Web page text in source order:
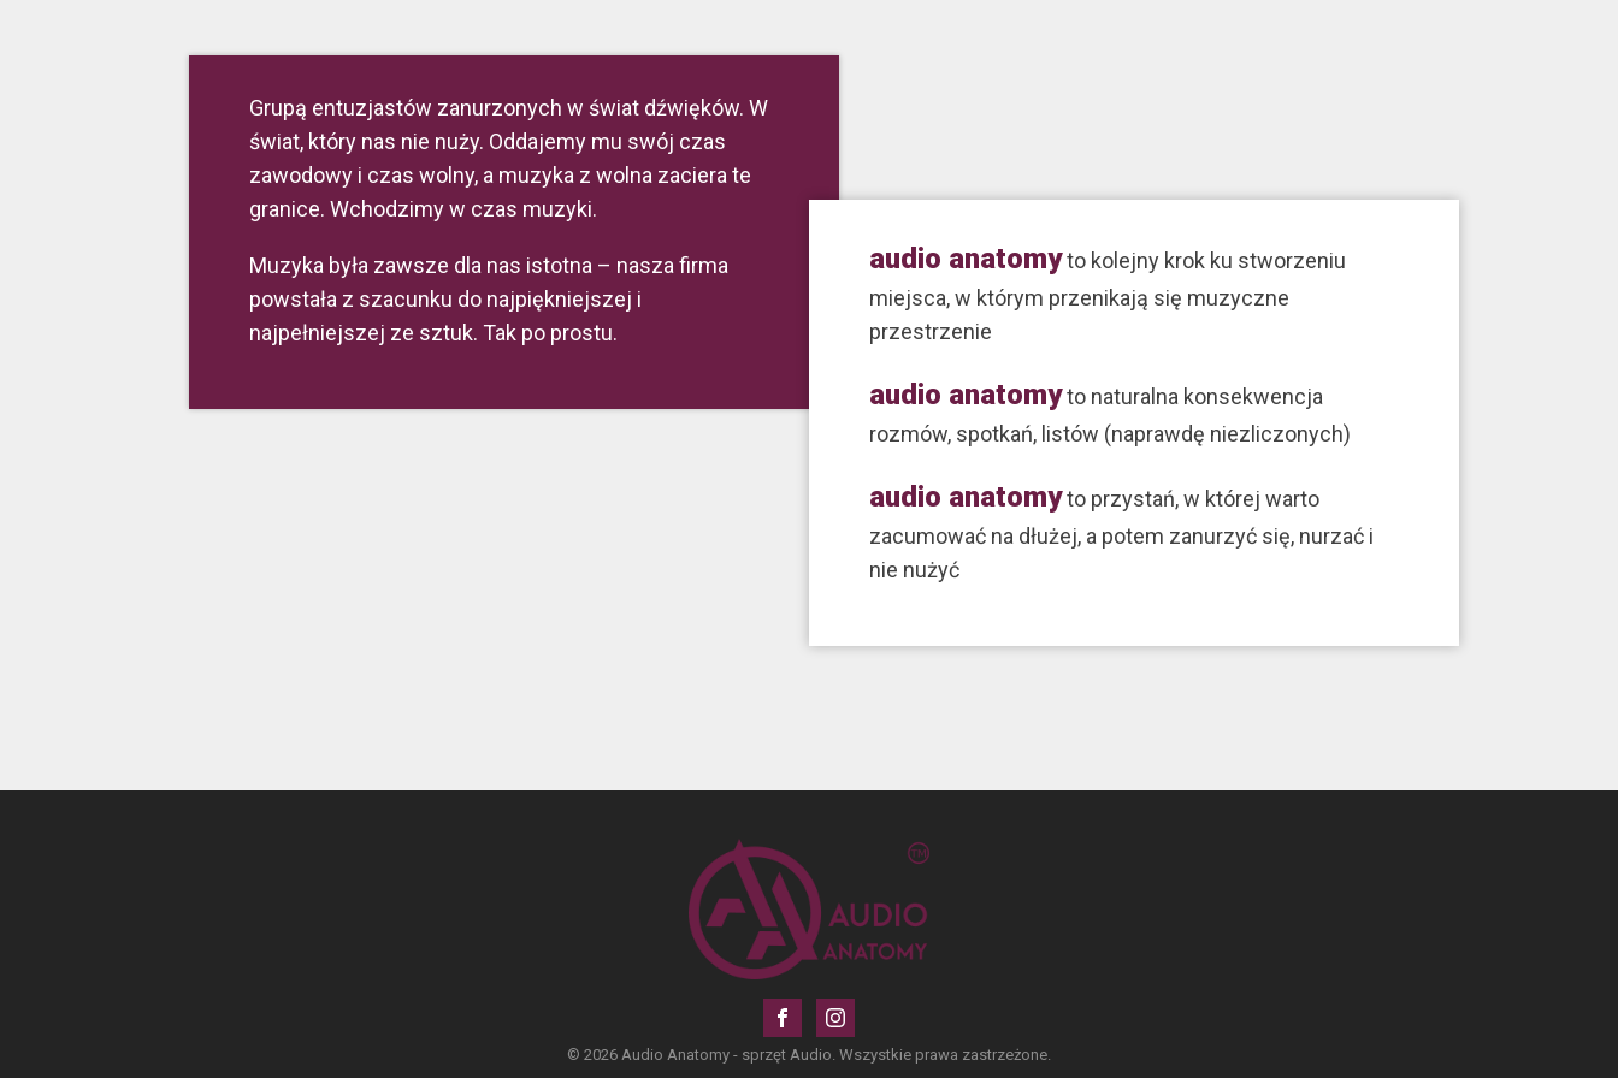
Grupą entuzjastów zanurzonych w świat dźwięków. W
świat, który nas nie nuży. Oddajemy mu swój czas
zawodowy i czas wolny, a muzyka z wolna zaciera te
granice. Wchodzimy w czas muzyki.
Muzyka była zawsze dla nas istotna – nasza firma
powstała z szacunku do najpiękniejszej i
najpełniejszej ze sztuk. Tak po prostu.
audio anatomyto kolejny krok ku stworzeniu
miejsca, w którym przenikają się muzyczne
przestrzenie
audio anatomyto naturalna konsekwencja
rozmów, spotkań, listów (naprawdę niezliczonych)
audio anatomyto przystań, w której warto
zacumować na dłużej, a potem zanurzyć się, nurzać i
nie nużyć
© 2026 Audio Anatomy - sprzęt Audio. Wszystkie prawa zastrzeżone.